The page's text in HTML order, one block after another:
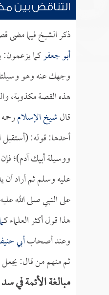
التناقض بين
ذكر الشيخ فيما مضى
أبو جعفركما يزعمون:
وجهك عنه وهو وسيلتك
هذه القصة مكذوبة،
قالشيخ الإسلام
أحدها: قوله:
ووسيلة أبيك آدم)؛
عليه وسلم ثم أراد أن
على النبي صلى الله
هذا قول أكثر العلماء كـ
وعند أصحابأبي
ثم منهم من قال:
مبالغة الأئمة في